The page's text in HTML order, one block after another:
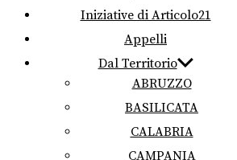
Iniziative di Articolo21
Appelli
Dal Territorio
ABRUZZO
BASILICATA
CALABRIA
CAMPANIA